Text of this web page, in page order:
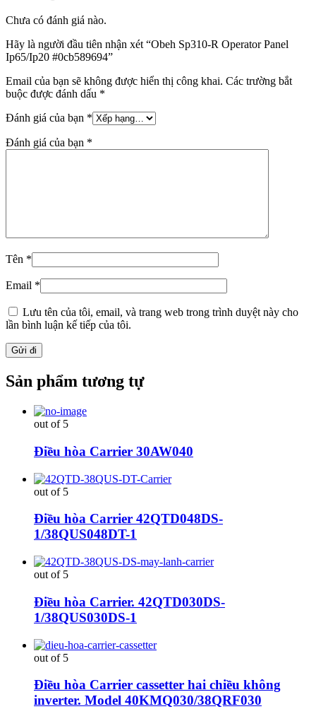
Chưa có đánh giá nào.
Hãy là người đầu tiên nhận xét “Obeh Sp310-R Operator Panel
Ip65/Ip20 #0cb589694”
Email của bạn sẽ không được hiển thị công khai. Các trường bắt
buộc được đánh dấu *
Đánh giá của bạn *
Đánh giá của bạn *
Tên *
Email *
Lưu tên của tôi, email, và trang web trong trình duyệt này cho
lần bình luận kế tiếp của tôi.
Sản phẩm tương tự
out of 5
Điều hòa Carrier 30AW040
out of 5
Điều hòa Carrier 42QTD048DS-
1/38QUS048DT-1
out of 5
Điều hòa Carrier. 42QTD030DS-
1/38QUS030DS-1
out of 5
Điều hòa Carrier cassetter hai chiều không
inverter. Model 40KMQ030/38QRF030